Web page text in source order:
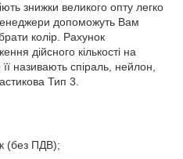
знижки великого опту легко
допоможуть Вам
колір. Рахунок
дійсного кількості на
називають спіраль, нейлон,
Тип 3.
(без ПДВ);